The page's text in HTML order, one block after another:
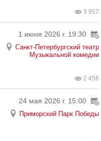
3 957
1 июня 2026 г. 19:30
Санкт-Петербургский театр
Музыкальной комедии
2 456
24 мая 2026 г. 15:00
Приморский Парк Победы